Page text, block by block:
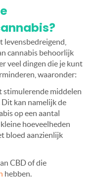
levensbedreigend,
cannabis behoorlijk
veel dingen die je kunt
waaronder:
stimulerende middelen
Dit kan namelijk de
op een aantal
hoeveelheden
bloed aanzienlijk
CBD of die
hebben.